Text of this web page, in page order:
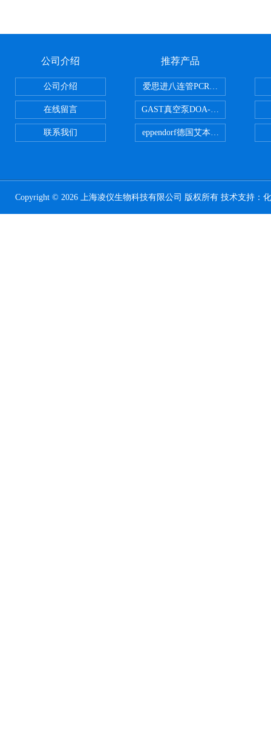
公司介绍
公司介绍
在线留言
联系我们
推荐产品
爱思进八连管PCR-0208-C
GAST真空泵DOA-P504-BN
eppendorf德国艾本德台式高速离
Copyright © 2026 上海凌仪生物科技有限公司 版权所有 技术支持：